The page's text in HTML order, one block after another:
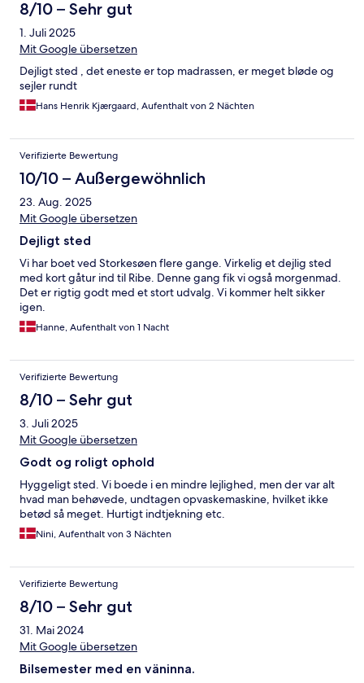
8/10 – Sehr gut
1. Juli 2025
Mit Google übersetzen
Dejligt sted , det eneste er top madrassen, er meget bløde og
sejler rundt
Hans Henrik Kjærgaard, Aufenthalt von 2 Nächten
Verifizierte Bewertung
10/10 – Außergewöhnlich
23. Aug. 2025
Mit Google übersetzen
Dejligt sted
Vi har boet ved Storkesøen flere gange. Virkelig et dejlig sted
med kort gåtur ind til Ribe. Denne gang fik vi også morgenmad.
Det er rigtig godt med et stort udvalg. Vi kommer helt sikker
igen.
Hanne, Aufenthalt von 1 Nacht
Verifizierte Bewertung
8/10 – Sehr gut
3. Juli 2025
Mit Google übersetzen
Godt og roligt ophold
Hyggeligt sted. Vi boede i en mindre lejlighed, men der var alt
hvad man behøvede, undtagen opvaskemaskine, hvilket ikke
betød så meget. Hurtigt indtjekning etc.
Nini, Aufenthalt von 3 Nächten
Verifizierte Bewertung
8/10 – Sehr gut
31. Mai 2024
Mit Google übersetzen
Bilsemester med en väninna.